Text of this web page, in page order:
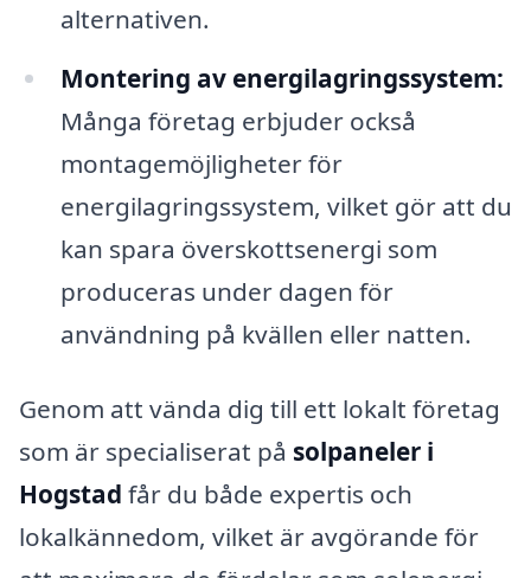
alternativen.
Montering av energilagringssystem:
Många företag erbjuder också
montagemöjligheter för
energilagringssystem, vilket gör att du
kan spara överskottsenergi som
produceras under dagen för
användning på kvällen eller natten.
Genom att vända dig till ett lokalt företag
som är specialiserat på solpaneler i
Hogstad får du både expertis och
lokalkännedom, vilket är avgörande för